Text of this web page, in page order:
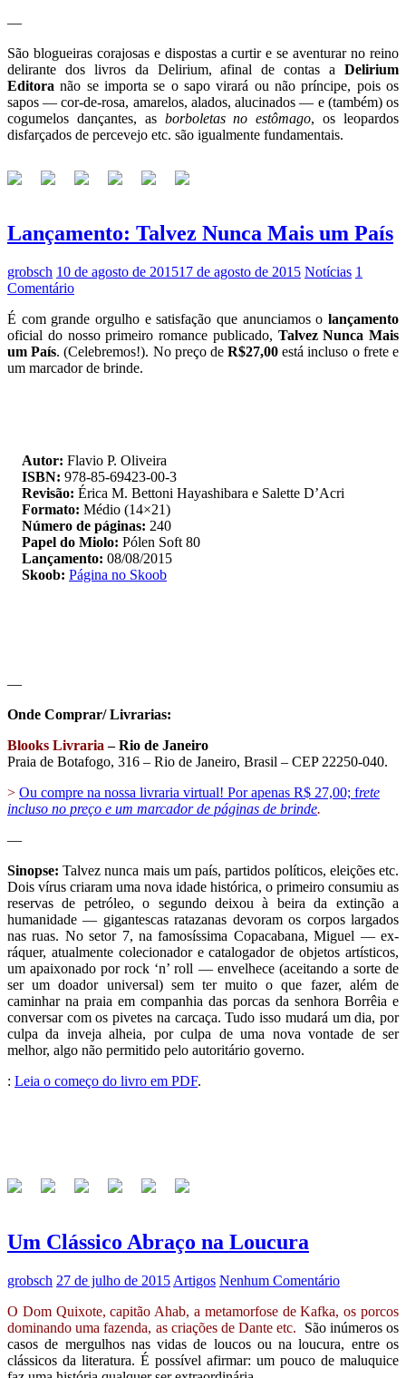
—
São blogueiras corajosas e dispostas a curtir e se aventurar no reino
delirante dos livros da Delirium, afinal de contas a Delirium
Editora não se importa se o sapo virará ou não príncipe, pois os
sapos — cor-de-rosa, amarelos, alados, alucinados — e (também) os
cogumelos dançantes, as borboletas no estômago, os leopardos
disfarçados de percevejo etc. são igualmente fundamentais.
Lançamento: Talvez Nunca Mais um País
grobsch 10 de agosto de 201517 de agosto de 2015 Notícias 1
Comentário
É com grande orgulho e satisfação que anunciamos o lançamento
oficial do nosso primeiro romance publicado, Talvez Nunca Mais
um País. (Celebremos!). No preço deR$27,00 está incluso o frete e
um marcador de brinde.
Autor: Flavio P. Oliveira
ISBN: 978-85-69423-00-3
Revisão: Érica M. Bettoni Hayashibara e Salette D’Acri
Formato: Médio (14×21)
Número de páginas: 240
Papel do Miolo: Pólen Soft 80
Lançamento: 08/08/2015
Skoob: Página no Skoob
—
Onde Comprar/ Livrarias:
Blooks Livraria– Rio de Janeiro
Praia de Botafogo, 316 – Rio de Janeiro, Brasil – CEP 22250-040.
> Ou compre na nossa livraria virtual! Por apenas R$ 27,00; frete
incluso no preço e um marcador de páginas de brinde.
—
Sinopse:Talvez nunca mais um país, partidos políticos, eleições etc.
Dois vírus criaram uma nova idade histórica, o primeiro consumiu as
reservas de petróleo, o segundo deixou à beira da extinção a
humanidade — gigantescas ratazanas devoram os corpos largados
nas ruas. No setor 7, na famosíssima Copacabana, Miguel — ex-
ráquer, atualmente colecionador e catalogador de objetos artísticos,
um apaixonado por rock ‘n’ roll — envelhece (aceitando a sorte de
ser um doador universal) sem ter muito o que fazer, além de
caminhar na praia em companhia das porcas da senhora Borrêia e
conversar com os pivetes na carcaça. Tudo isso mudará um dia, por
culpa da inveja alheia, por culpa de uma nova vontade de ser
melhor, algo não permitido pelo autoritário governo.
: Leia o começo do livro em PDF.
Um Clássico Abraço na Loucura
grobsch 27 de julho de 2015 Artigos Nenhum Comentário
O Dom Quixote, capitão Ahab, a metamorfose de Kafka, os porcos
dominando uma fazenda, as criações de Dante etc. São inúmeros os
casos de mergulhos nas vidas de loucos ou na loucura, entre os
clássicos da literatura. É possível afirmar: um pouco de maluquice